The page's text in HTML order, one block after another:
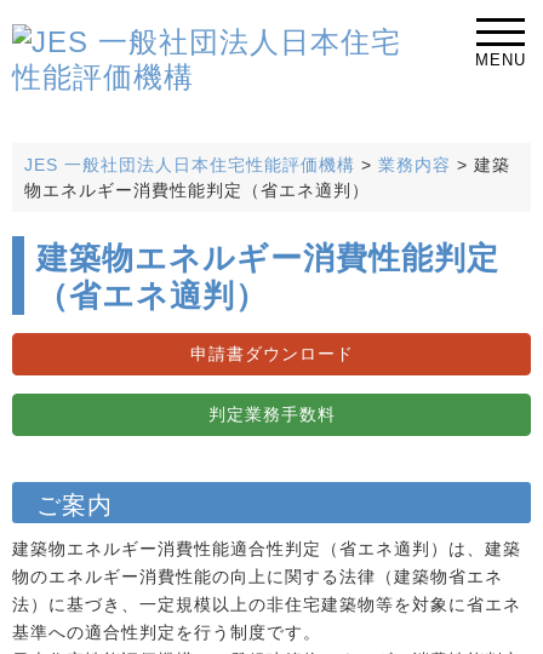
MENU
JES 一般社団法人日本住宅性能評価機構 > 業務内容 > 建築
物エネルギー消費性能判定（省エネ適判）
建築物エネルギー消費性能判定
（省エネ適判）
申請書ダウンロード
判定業務手数料
ご案内
建築物エネルギー消費性能適合性判定（省エネ適判）は、建築
物のエネルギー消費性能の向上に関する法律（建築物省エネ
法）に基づき、一定規模以上の非住宅建築物等を対象に省エネ
基準への適合性判定を行う制度です。